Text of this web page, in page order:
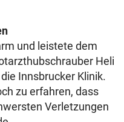
und leistete dem
Heli
Innsbrucker Klinik.
zu erfahren, dass
Verletzungen